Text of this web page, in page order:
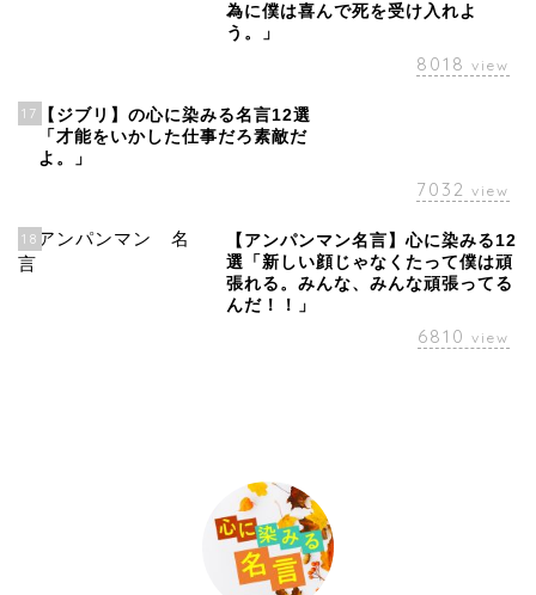
為に僕は喜んで死を受け入れよ
う。」
8018 view
17
【ジブリ】の心に染みる名言12選
「才能をいかした仕事だろ素敵だ
よ。」
7032 view
18
【アンパンマン名言】心に染みる12
選「新しい顔じゃなくたって僕は頑
張れる。みんな、みんな頑張ってる
んだ！！」
6810 view